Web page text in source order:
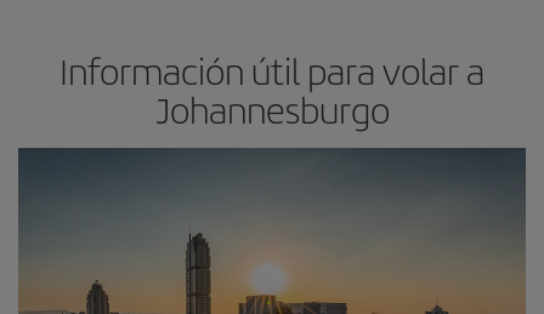
Información útil para volar a
Johannesburgo